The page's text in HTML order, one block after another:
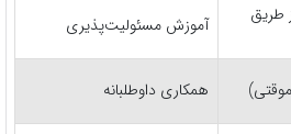
طریق
آموزش مسئولیت‌پذیری
همکاری داوطلبانه